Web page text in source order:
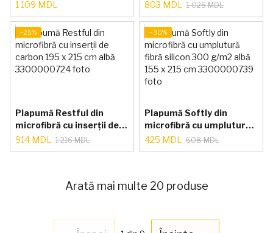
microgel 300 g/m² albă
155 x 215 cm
1 109 MDL
carbon 155 x 215 cm
803 MDL 1 026 MDL
−25%
Plapumă Restful din
microfibră cu inserții de
carbon 195 x 215 cm albă
914 MDL 1 216 MDL
−30%
Plapumă Softly din
microfibră cu umplutură
fibră silicon 300 g/m2
albă 155 x 215 cm
425 MDL 608 MDL
Arată mai multe 20 produse